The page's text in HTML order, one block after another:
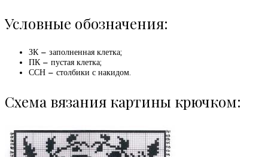
Условные обозначения:
ЗК – заполненная клетка;
ПК – пустая клетка;
ССН – столбики с накидом.
Схема вязания картины крючком: